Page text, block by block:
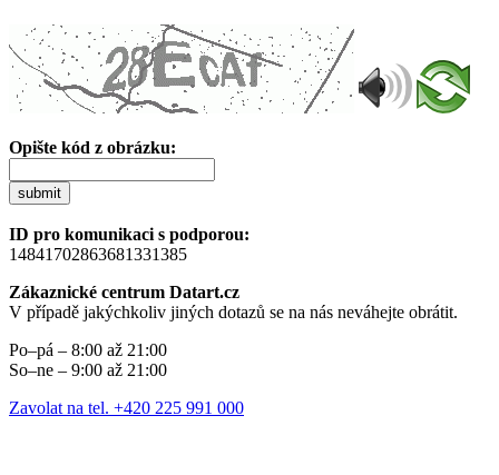
Opište kód z obrázku:
submit
ID pro komunikaci s podporou:
14841702863681331385
Zákaznické centrum Datart.cz
V případě jakýchkoliv jiných dotazů se na nás neváhejte obrátit.
Po–pá – 8:00 až 21:00
So–ne – 9:00 až 21:00
Zavolat na tel. +420 225 991 000